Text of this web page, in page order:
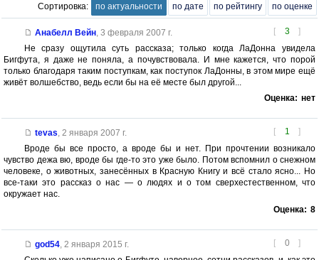
Сортировка: по актуальности по дате по рейтингу по оценке
[ 3 ]
Анабелл Вейн, 3 февраля 2007 г.
Не сразу ощутила суть рассказа; только когда ЛаДонна увидела
Бигфута, я даже не поняла, а почувствовала. И мне кажется, что порой
только благодаря таким поступкам, как поступок ЛаДонны, в этом мире ещё
живёт волшебство, ведь если бы на её месте был другой...
Оценка: нет
[ 1 ]
tevas 2 января 2007 г.
Вроде бы все просто, а вроде бы и нет. При прочтении возникало
чувство дежа вю, вроде бы где-то это уже было. Потом вспомнил о снежном
человеке, о животных, занесённых в Красную Книгу и всё стало ясно... Но
все-таки это рассказ о нас — о людях и о том сверхестественном, что
окружает нас.
Оценка: 8
[ 0 ]
god54, 2 января 2015 г.